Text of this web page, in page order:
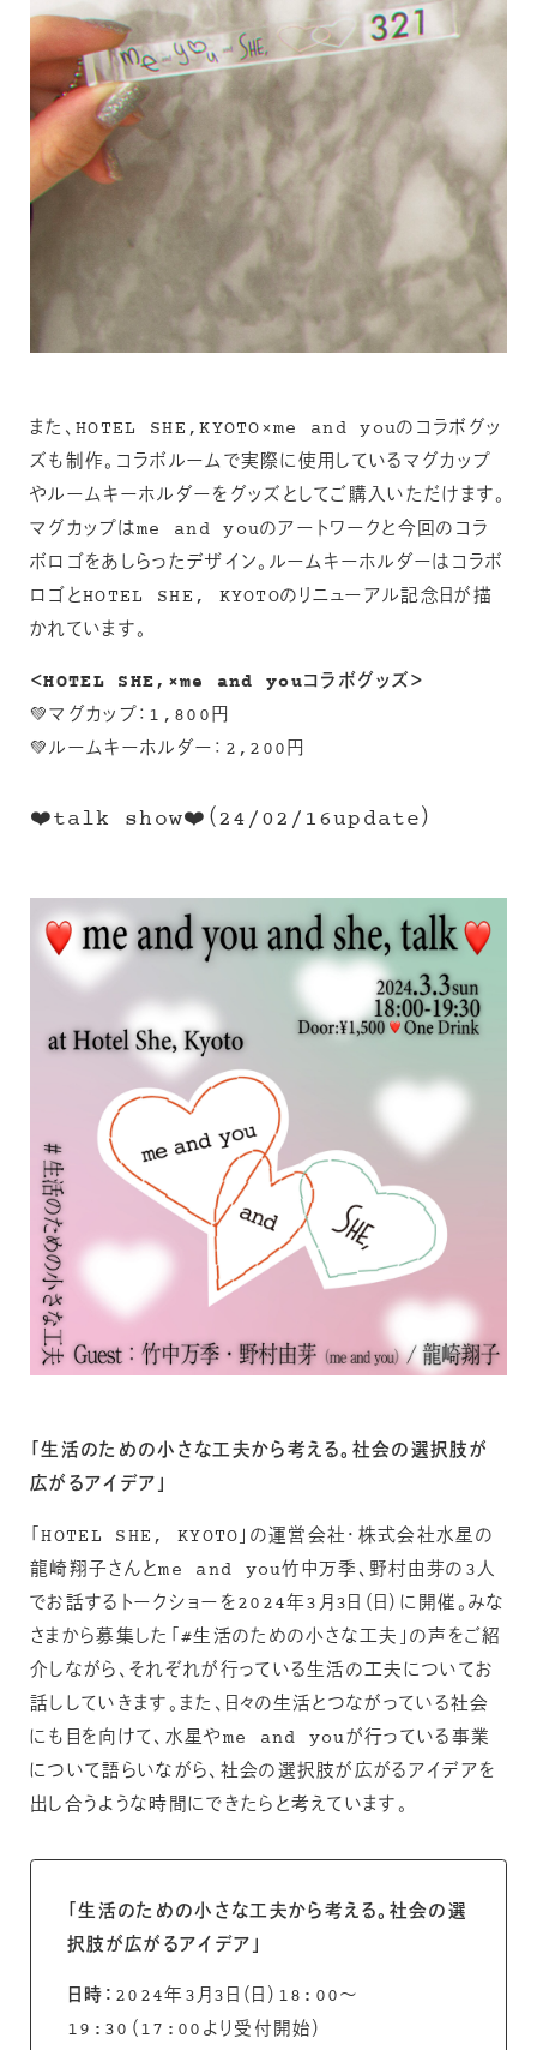
また、HOTEL SHE,KYOTO×me and youのコラボグッ
ズも制作。コラボルームで実際に使用しているマグカップ
やルームキーホルダーをグッズとしてご購入いただけます。
マグカップはme and youのアートワークと今回のコラ
ボロゴをあしらったデザイン。ルームキーホルダーはコラボ
ロゴとHOTEL SHE, KYOTOのリニューアル記念日が描
かれています。
＜HOTEL SHE,×me and youコラボグッズ＞
💚マグカップ：1,800円
💚ルームキーホルダー：2,200円
❤️talk show❤️（24/02/16update）
「生活のための小さな工夫から考える。社会の選択肢が
広がるアイデア」
「HOTEL SHE, KYOTO」の運営会社・株式会社水星の
龍崎翔子さんとme and you竹中万季、野村由芽の3人
でお話するトークショーを2024年3月3日（日）に開催。みな
さまから募集した「#生活のための小さな工夫」の声をご紹
介しながら、それぞれが行っている生活の工夫についてお
話ししていきます。また、日々の生活とつながっている社会
にも目を向けて、水星やme and youが行っている事業
について語らいながら、社会の選択肢が広がるアイデアを
出し合うような時間にできたらと考えています。
「生活のための小さな工夫から考える。社会の選
択肢が広がるアイデア」
日時： 2024年3月3日（日）18:00〜
19:30（17:00より受付開始）